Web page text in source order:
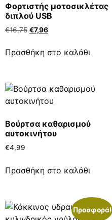
Φορτιστής μοτοσικλέτας
διπλού USB
€16,75 €7,96
Προσθήκη στο καλάθι
Βούρτσα καθαρισμού
αυτοκινήτου
€4,99
Προσθήκη στο καλάθι
Προσφορά!